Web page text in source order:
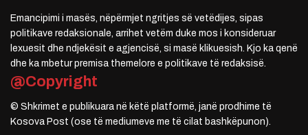
Emancipimi i masës, nëpërmjet ngritjes së vetëdijes, sipas
politikave redaksionale, arrihet vetëm duke mos i konsideruar
lexuesit dhe ndjekësit e agjencisë, si masë klikuesish. Kjo ka qenë
dhe ka mbetur premisa themelore e politikave të redaksisë.
@Copyright
© Shkrimet e publikuara në këtë platformë, janë prodhime të
Kosova Post (ose të mediumeve me të cilat bashkëpunon).